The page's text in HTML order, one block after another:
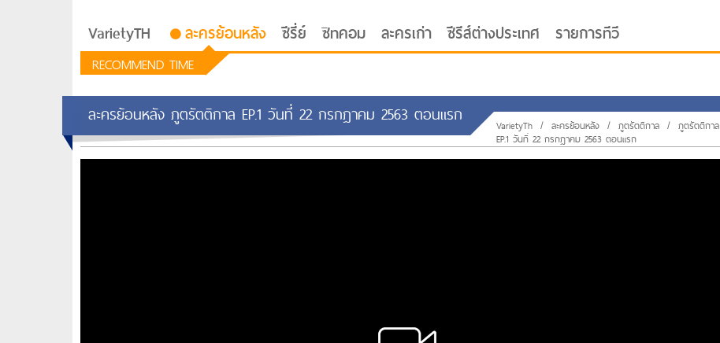
VarietyTH ละครย้อนหลัง ซีรี่ย์ ซิทคอม ละครเก่า ซีรีส์ต่างประเทศ รายการทีวี
RECOMMEND TIME
รักอยู่ประตูถัดไป
ละครย้อนหลัง ภูตรัตติกาล EP.1 วันที่ 22 กรกฎาคม 2563 ตอนแรก VarietyTh / ละครย้อนหลัง / ภูตรัตติกาล / ภูตรัตติกาล
EP.1 วันที่ 22 กรกฎาคม 2563 ตอนแรก